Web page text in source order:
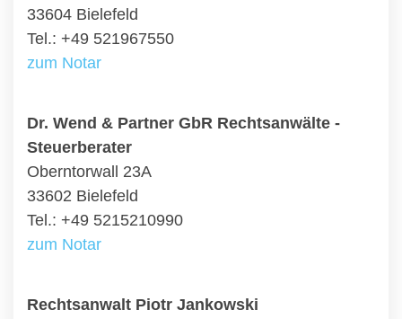
33604 Bielefeld
Tel.: +49 521967550
zum Notar
Dr. Wend & Partner GbR Rechtsanwälte -
Steuerberater
Oberntorwall 23A
33602 Bielefeld
Tel.: +49 5215210990
zum Notar
Rechtsanwalt Piotr Jankowski